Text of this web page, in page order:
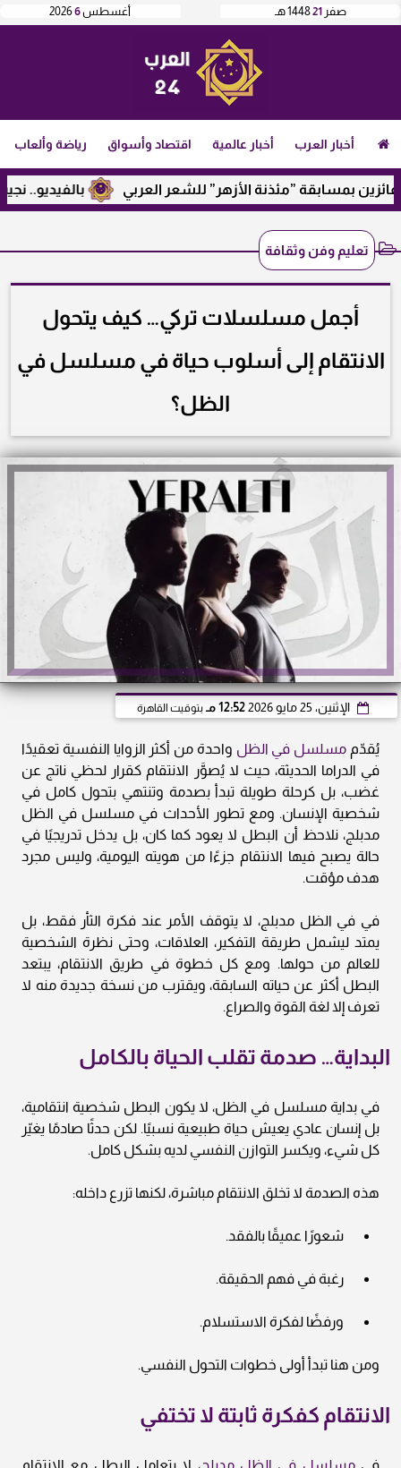
أغسطس6
2026 صفر 211448 هـ
أخبار العرب أخبار عالمية اقتصاد وأسواق رياضة وألعاب
بالفيديو.. نجيب بمسابقة ”مئذنة الأزهر” للشعر العربي
تعليم وفن وثقافة
أجمل مسلسلات تركي… كيف يتحول
الانتقام إلى أسلوب حياة في مسلسل في
الظل؟
الإثنين، 25 مايو 2026 12:52 مـ بتوقيت القاهرة
يُقدّم مسلسل في الظل واحدة من أكثر الزوايا النفسية تعقيدًا
في الدراما الحديثة، حيث لا يُصوَّر الانتقام كقرار لحظي ناتج عن
غضب، بل كرحلة طويلة تبدأ بصدمة وتنتهي بتحول كامل في
شخصية الإنسان. ومع تطور الأحداث في مسلسل في الظل
مدبلج، نلاحظ أن البطل لا يعود كما كان، بل يدخل تدريجيًا في
حالة يصبح فيها الانتقام جزءًا من هويته اليومية، وليس مجرد
هدف مؤقت.
في في الظل مدبلج، لا يتوقف الأمر عند فكرة الثأر فقط، بل
يمتد ليشمل طريقة التفكير، العلاقات، وحتى نظرة الشخصية
للعالم من حولها. ومع كل خطوة في طريق الانتقام، يبتعد
البطل أكثر عن حياته السابقة، ويقترب من نسخة جديدة منه لا
تعرف إلا لغة القوة والصراع.
البداية… صدمة تقلب الحياة بالكامل
في بداية مسلسل في الظل، لا يكون البطل شخصية انتقامية،
بل إنسان عادي يعيش حياة طبيعية نسبيًا. لكن حدثًا صادمًا يغيّر
كل شيء، ويكسر التوازن النفسي لديه بشكل كامل.
هذه الصدمة لا تخلق الانتقام مباشرة، لكنها تزرع داخله:
شعورًا عميقًا بالفقد.
رغبة في فهم الحقيقة.
ورفضًا لفكرة الاستسلام.
ومن هنا تبدأ أولى خطوات التحول النفسي.
الانتقام كفكرة ثابتة لا تختفي